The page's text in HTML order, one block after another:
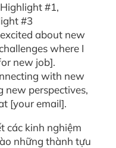
#1,
#3
about new
where I
new job].
with new
new perspectives,
[your email].
các kinh nghiệm
những thành tựu